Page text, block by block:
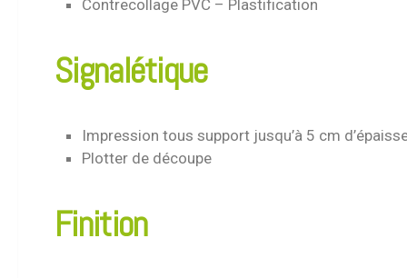
Contrecollage PVC – Plastification
Signalétique
Impression tous support jusqu’à 5 cm
Plotter de découpe
Finition